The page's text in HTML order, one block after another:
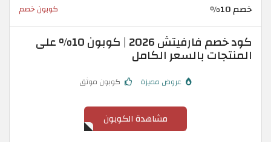
خصم 10% كوبون خصم
كود خصم فارفيتش 2026 | كوبون 10% على
المنتجات بالسعر الكامل
عروض مميزة كوبون موثق
مشاهدة الكوبون